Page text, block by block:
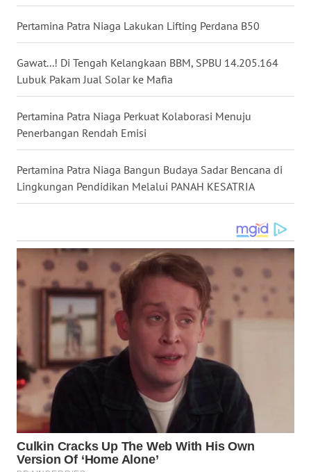
Pertamina Patra Niaga Lakukan Lifting Perdana B50
Gawat...! Di Tengah Kelangkaan BBM, SPBU 14.205.164
Lubuk Pakam Jual Solar ke Mafia
Pertamina Patra Niaga Perkuat Kolaborasi Menuju
Penerbangan Rendah Emisi
Pertamina Patra Niaga Bangun Budaya Sadar Bencana di
Lingkungan Pendidikan Melalui PANAH KESATRIA
WN
SULUT
WN
MALUKU
WN
DAIRI
WN
DANAU
TOBA
WN